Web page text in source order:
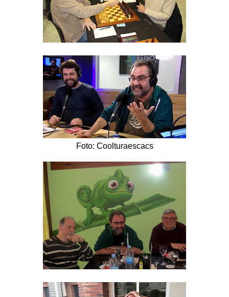
Foto: Coolturaescacs